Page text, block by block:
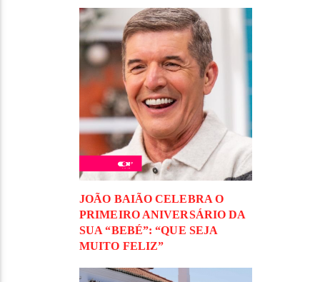
JOÃO BAIÃO CELEBRA O
PRIMEIRO ANIVERSÁRIO DA
SUA “BEBÉ”: “QUE SEJA
MUITO FELIZ”